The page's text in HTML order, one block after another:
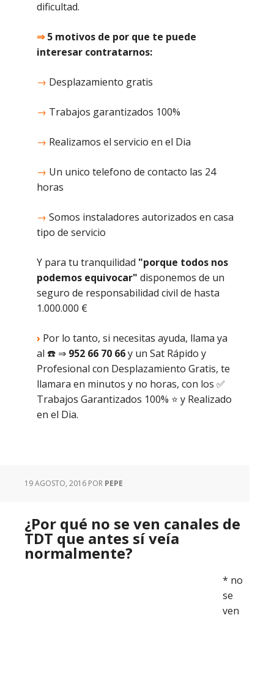
dificultad.
⇒5 motivos de por que te puede
interesar contratarnos:
→ Desplazamiento gratis
→ Trabajos garantizados 100%
→ Realizamos el servicio en el Dia
→ Un unico telefono de contacto las 24
horas
→ Somos instaladores autorizados en casa
tipo de servicio
Y para tu tranquilidad "porque todos nos
podemos equivocar" disponemos de un
seguro de responsabilidad civil de hasta
1.000.000 €
› Por lo tanto, si necesitas ayuda, llama ya
al ☎️ ⇒ 952 66 70 66y un Sat Rápido y
Profesional con Desplazamiento Gratis, te
llamara en minutos y no horas, con los ✅
Trabajos Garantizados 100% ⭐️ y Realizado
en el Dia.
19 AGOSTO, 2016 POR PEPE
¿Por qué no se ven canales de
TDT que antes sí veía
normalmente?
* no
se
ven